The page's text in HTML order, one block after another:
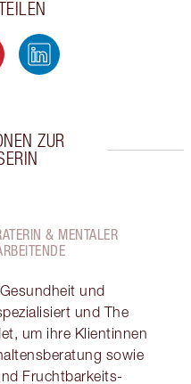
ZUR
& MENTALER
und
und The
um ihre Klientinnen
sowie
Fruchtbarkeits-